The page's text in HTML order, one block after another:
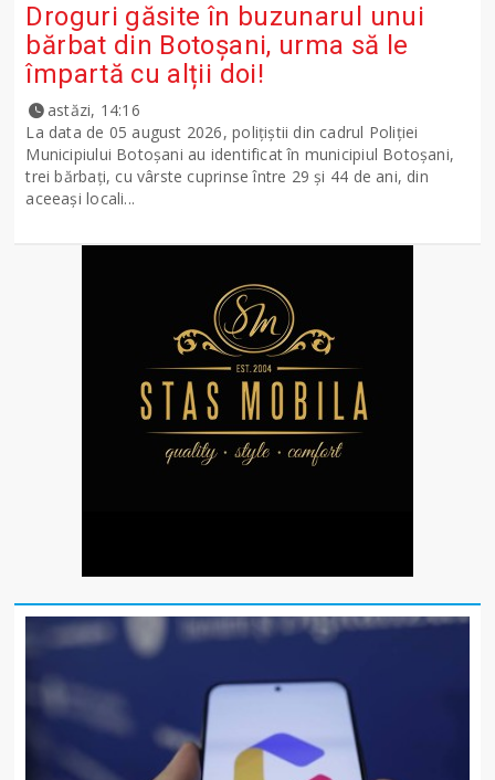
Droguri găsite în buzunarul unui
bărbat din Botoșani, urma să le
împartă cu alții doi!
astăzi, 14:16
La data de 05 august 2026, polițiștii din cadrul Poliției
Municipiului Botoșani au identificat în municipiul Botoșani,
trei bărbați, cu vârste cuprinse între 29 și 44 de ani, din
aceeași locali...